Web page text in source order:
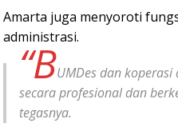
Amarta juga menyoroti
administrasi.
“BUMDes dan
secara profesional dan
tegasnya.